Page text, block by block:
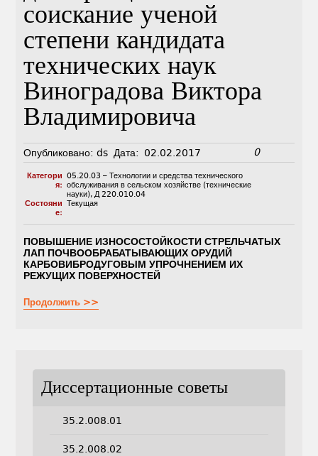
соискание ученой
степени кандидата
технических наук
Виноградова Виктора
Владимировича
Опубликовано: ds Дата: 02.02.2017 0
Категори
я:
05.20.03 – Технологии и средства технического
обслуживания в сельском хозяйстве (технические
науки), Д 220.010.04
Состояни
е:
Текущая
ПОВЫШЕНИЕ ИЗНОСОСТОЙКОСТИ СТРЕЛЬЧАТЫХ
ЛАП ПОЧВООБРАБАТЫВАЮЩИХ ОРУДИЙ
КАРБОВИБРОДУГОВЫМ УПРОЧНЕНИЕМ ИХ
РЕЖУЩИХ ПОВЕРХНОСТЕЙ
Продолжить >>
Диссертационные советы
35.2.008.01
35.2.008.02